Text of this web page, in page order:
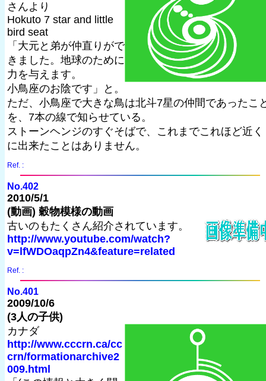
さんより
Hokuto 7 star and little
bird seat
「大元と弟が仲直りがで
きました。地球のために
力を与えます。
小鳥座のお陰です」と。
ただ、小鳥座で大きな鳥は北斗7星の仲間であったこ
を、7本の線で知らせている。
ストーンヘンジのすぐそばで、これまでこれほど近く
に出来たことはありません。
Ref. :
No.402
2010/5/1
(動画) 穀物模様の動画
古いのもたくさん紹介されています。
http://www.youtube.com/watch?
v=lfWDOaqpZn4&feature=related
Ref. :
No.401
2009/10/6
(3人の子供)
カナダ
http://www.cccrn.ca/cc
crn/formationarchive2
009.html